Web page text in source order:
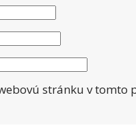
stránku v